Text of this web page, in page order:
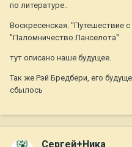
по литературе..
Воскресенская. "Путешествие
"Паломничество Ланселота"
тут описано наше будущее.
Так же Рэй Бредбери, его
сбылось
Сергей+Ника